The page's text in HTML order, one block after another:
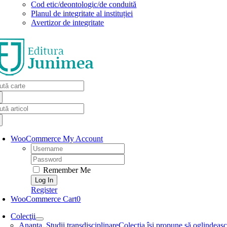
Cod etic/deontologic/de conduită
Planul de integritate al instituției
Avertizor de integritate
WooCommerce My Account
Username:
Password:
Remember Me
Register
WooCommerce Cart0
Colecţii
Ananta. Studii transdisciplinareColecţia își propune să